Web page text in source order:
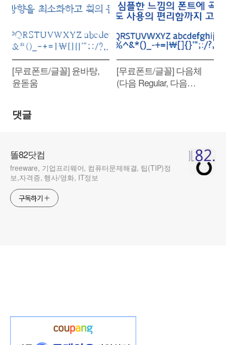
연성체
[무료폰트/글꼴] 윤바탕,
윤돋움
[무료폰트/글꼴] 다음체
(다음 Regular, 다음
댓글
똘82닷컴
freeware, 기업프리웨어, 컴퓨터문제해결, 팁(TIP)정
보,자격증, 행사/영화, IT정보
구독하기